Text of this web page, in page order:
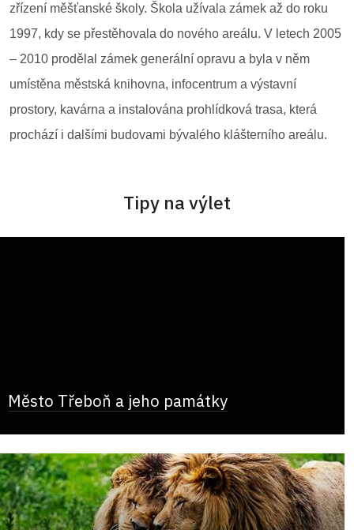
zřízení měšťanské školy. Škola užívala zámek až do roku
1997, kdy se přestěhovala do nového areálu. V letech 2005
– 2010 prodělal zámek generální opravu a byla v něm
umístěna městská knihovna, infocentrum a výstavní
prostory, kavárna a instalována prohlídková trasa, která
prochází i dalšími budovami bývalého klášterního areálu.
Tipy na výlet
Město Třeboň a jeho památky